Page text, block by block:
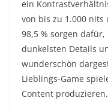
ein
von bis zu 1.000 nits
98,5 % sorgen
dunkelsten Details
wunderschön
Lieblings-Game
Content produzieren.